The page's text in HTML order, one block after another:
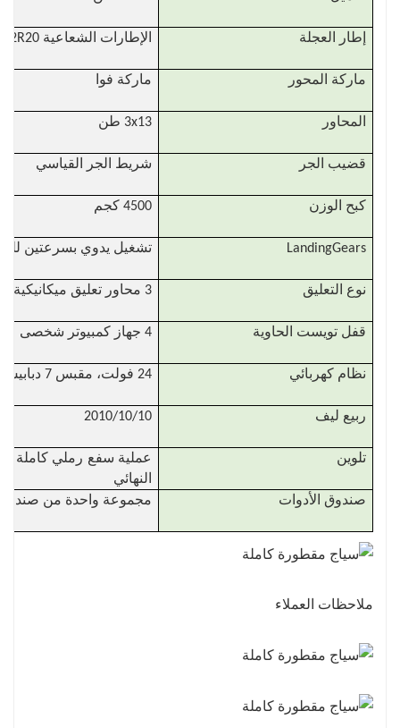
إطار العجلة الإطارات الشعاعية 12R20
ماركة المحور ماركة فوا
المحاور 3x13 طن
قضيب الجر شريط الجر القياسي
كبح الوزن 4500 كجم
LandingGears تشغيل يدوي بسرعتين للخدمة الشاقة
نوع التعليق 3 محاور تعليق ميكانيكية
قفل تويست الحاوية 4 جهاز كمبيوتر شخصى
نظام كهربائي 24 فولت، مقبس 7 دبابيس، مجموعة واحدة من الكابلات القياسية 7 النواة
ربيع ليف 2010/10/10
تلوين
عملية سفع رملي كاملة
النهائي
صندوق الأدوات
مجموعة واحدة من صندوق
ملاحظات العملاء